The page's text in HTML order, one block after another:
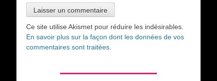
Ce site utilise Akismet pour réduire les indésirables.
En savoir plus sur la façon dont les données de vos
commentaires sont traitées